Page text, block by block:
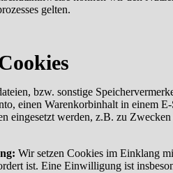
gelten.
bzw. sonstige
einen Warenkorbinhalt in einem
eingesetzt werden, z.B. zu
Wir setzen Cookies im Einklang
ist. Eine Einwilligung ist